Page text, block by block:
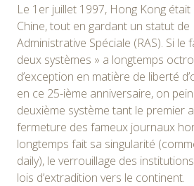
Le 1er juillet 1997, Hong Kong
Chine, tout en gardant un statut de
Administrative Spéciale (RAS). Si le
deux systèmes » a longtemps
d’exception en matière de liberté
en ce 25-ième anniversaire, on
deuxième système tant le premier
fermeture des fameux journaux
longtemps fait sa singularité
daily), le verrouillage des
lois d’extradition vers le continent.